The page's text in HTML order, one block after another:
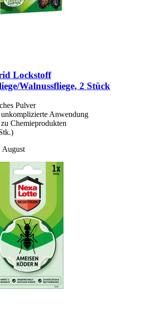
Lockstoff
Walnussfliege, 2 Stück
Pulver
Anwendung
Chemieprodukten
August